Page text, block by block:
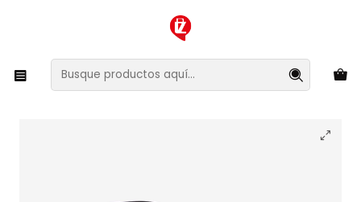
XMAS SALE ¡Compra antes de que la oferta termine!
Lentes y Accesorios Lentes de Sol
Lentes de Sol Polarizado Hawkers Bella HBEL22BDTP